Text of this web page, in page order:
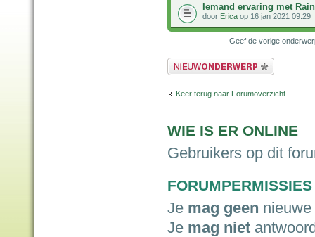
Iemand ervaring met
door Erica op 16 jan 2021 09:29
Geef de vorige
Plaats een nieuw bericht
Keer terug naar Forumoverzicht
WIE IS ER ONLINE
Gebruikers op dit
FORUMPERMISSIES
Je mag geen
Je mag niet